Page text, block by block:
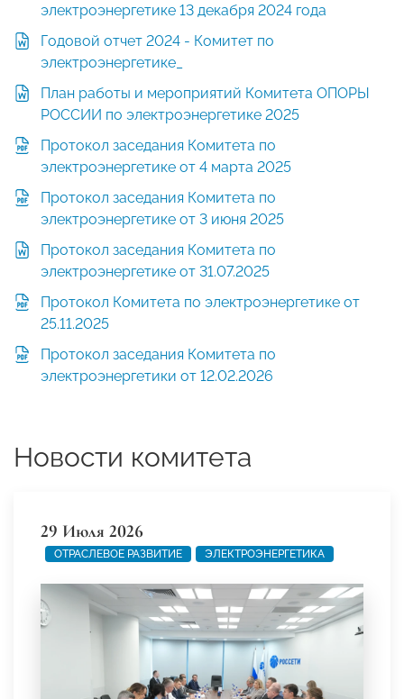
электроэнергетике 13 декабря 2024 года
Годовой отчет 2024 - Комитет по
электроэнергетике_
План работы и мероприятий Комитета ОПОРЫ
РОССИИ по электроэнергетике 2025
Протокол заседания Комитета по
электроэнергетике от 4 марта 2025
Протокол заседания Комитета по
электроэнергетике от 3 июня 2025
Протокол заседания Комитета по
электроэнергетике от 31.07.2025
Протокол Комитета по электроэнергетике от
25.11.2025
Протокол заседания Комитета по
электроэнергетики от 12.02.2026
Новости комитета
29 Июля 2026
ОТРАСЛЕВОЕ РАЗВИТИЕ ЭЛЕКТРОЭНЕРГЕТИКА